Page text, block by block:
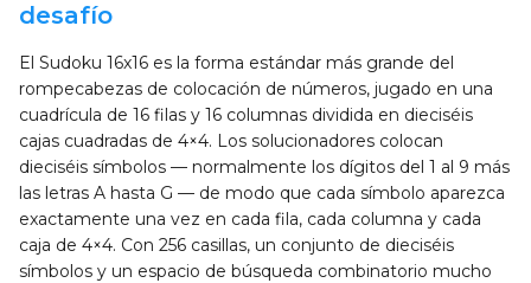
desafío
El Sudoku 16x16 es la forma estándar más grande del
rompecabezas de colocación de números, jugado en una
cuadrícula de 16 filas y 16 columnas dividida en dieciséis
cajas cuadradas de 4×4. Los solucionadores colocan
dieciséis símbolos — normalmente los dígitos del 1 al 9 más
las letras A hasta G — de modo que cada símbolo aparezca
exactamente una vez en cada fila, cada columna y cada
caja de 4×4. Con 256 casillas, un conjunto de dieciséis
símbolos y un espacio de búsqueda combinatorio mucho